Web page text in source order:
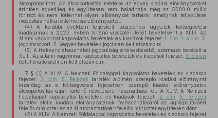
átcsoportosíthat. Az átcsoportosítás mértéke az egyes kiadási előirányzatokat
érintően egyedileg és együttesen sem haladhatja meg az 5000,0 millió
forintot és nem történhet olyan előirányzat terhére, amelynek teljesülése
módosítás nélkül eltérhet az előirányzattól.
(4) A korábbi években teljesített tulajdonosi ügyletek költségvetési
kiadásainak a 2022. évben történő visszatérülését bevételként a XLIII. Az
állami vagyonnal kapcsolatos bevételek és kiadások fejezet,1. cím ,1. alcím , 3.
jogcímcsoport, 2. Vegyes bevételek jogcímen kell elszámolni.
(5) A frekvenciahasználati jogosultság értékesítéséből származó bevételt a
XLIII. Az állami vagyonnal kapcsolatos bevételek és kiadások fejezet, 6. címen
belül önálló alcímen kell elszámolni.
7. § (1) A XLIV. A Nemzeti Földalappal kapcsolatos bevételek és kiadások
fejezet,
2. cím 5. Fejezeti tartalék alcímén szereplő kiadási előirányzat
kizárólag az e költségvetési fejezetben szereplő kiadási előirányzatok
átcsoportosítás útján történő növelésére használható fel. A XLIV. A Nemzeti
Földalappal kapcsolatos bevételek és kiadások fejezet, 2. cím
5. Fejezeti
tartalék alcím kiadási előirányzatának felhasználásáról az agrárpolitikáért
felelős miniszter és az államháztartásért felelős miniszter együttesen dönt.
(2) A XLIV. A Nemzeti Földalappal kapcsolatos bevételek és kiadások fejezet